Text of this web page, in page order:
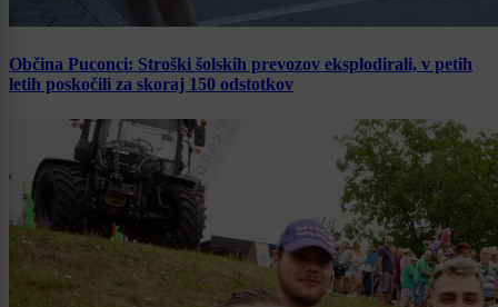
Občina Puconci: Stroški šolskih prevozov eksplodirali, v petih
letih poskočili za skoraj 150 odstotkov